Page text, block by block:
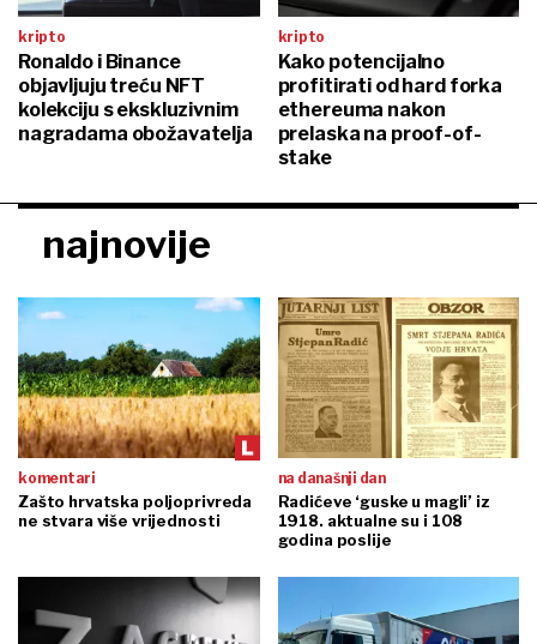
kripto
Ronaldo i Binance
objavljuju treću NFT
kolekciju s ekskluzivnim
nagradama obožavatelja
kripto
Kako potencijalno
profitirati od hard forka
ethereuma nakon
prelaska na proof-of-
stake
najnovije
komentari
Zašto hrvatska poljoprivreda
ne stvara više vrijednosti
na današnji dan
Radićeve ‘guske u magli’ iz
1918. aktualne su i 108
godina poslije